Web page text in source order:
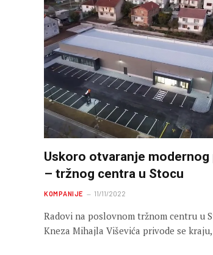
Uskoro otvaranje
– tržnog centra u Stocu
KOMPANIJE 11/11/2022
Radovi na poslovnom tržnom centru u
Kneza Mihajla Viševića privode se